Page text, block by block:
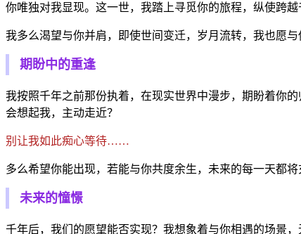
你唯独对我显现。这一世，我踏上寻觅你的旅程，纵使跨越
我多么渴望与你并肩，即使世间变迁，岁月流转，我也愿
期盼中的重逢
我按照千年之前那份执着，在现实世界中漫步，期盼着你
会想起我，主动走近？
别让我如此痴心等待……
多么希望你能出现，若能与你共度余生，未来的每一天都
未来的憧憬
千年后，我们的愿望能否实现？我想象着与你相遇的场景